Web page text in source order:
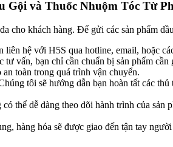
Gội và Thuốc Nhuộm Tóc Từ
cho khách hàng. Để gửi các sản phẩm
liên hệ với H5S qua hotline, email, hoặc
tư vấn, bạn chỉ cần chuẩn bị sản phẩm
toàn trong quá trình vận chuyển.
tôi sẽ hướng dẫn bạn hoàn tất các
có thể dễ dàng theo dõi hành trình của
hàng hóa sẽ được giao đến tận tay